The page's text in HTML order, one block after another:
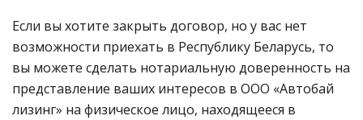
Если вы хотите закрыть договор, но у вас нет
возможности приехать в Республику Беларусь, то
вы можете сделать нотариальную доверенность на
представление ваших интересов в ООО «Автобай
лизинг» на физическое лицо, находящееся в